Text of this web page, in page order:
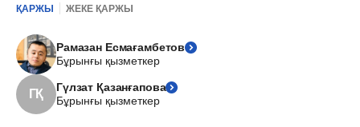
ҚАРЖЫ ЖЕКЕ ҚАРЖЫ
Рамазан Есмағамбетов
Бұрынғы қызметкер
ГҚ
Гүлзат Қазанғапова
Бұрынғы қызметкер